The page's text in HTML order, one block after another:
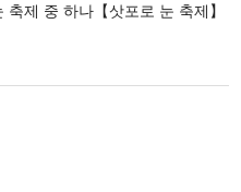
축제 중 하나【삿포로 눈 축제】